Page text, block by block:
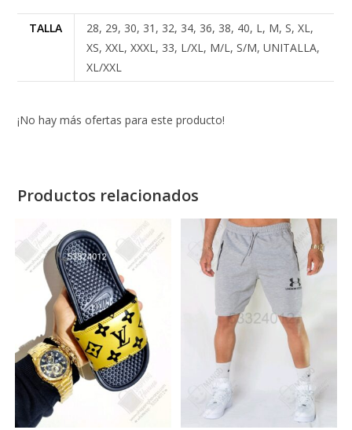
TALLA
28, 29, 30, 31, 32, 34, 36, 38, 40, L, M, S, XL,
XS, XXL, XXXL, 33, L/XL, M/L, S/M, UNITALLA,
XL/XXL
¡No hay más ofertas para este producto!
Productos relacionados